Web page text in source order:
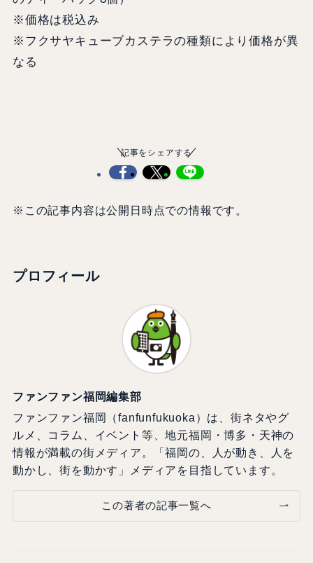
※価格は税込み
※フクサヤキューブカステラの種類により価格が異
なる
記事をシェアする
※この記事内容は公開日時点での情報です。
プロフィール
ファンファン福岡編集部
ファンファン福岡（fanfunfukuoka）は、街ネタやグ
ルメ、コラム、イベント等、地元福岡・博多・天神の
情報が満載の街メディア。「福岡の、人が動き、人を
動かし、街を動かす」メディアを目指しています。
この著者の記事一覧へ